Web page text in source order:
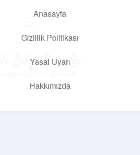
Anasayfa
Gizlilik Politikası
Yasal Uyarı
Hakkımızda
Bilgi Durağı